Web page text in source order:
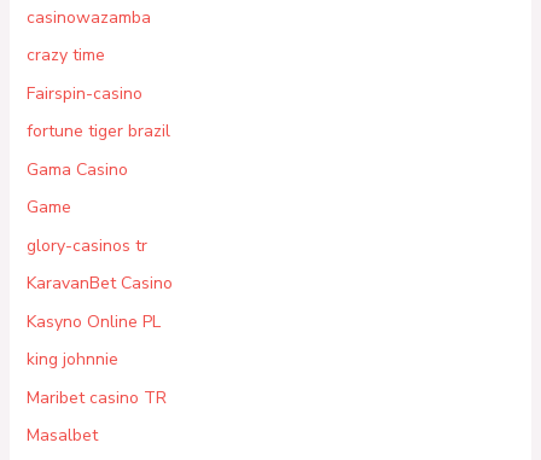
casinowazamba
crazy time
Fairspin-casino
fortune tiger brazil
Gama Casino
Game
glory-casinos tr
KaravanBet Casino
Kasyno Online PL
king johnnie
Maribet casino TR
Masalbet